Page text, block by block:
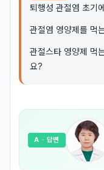
퇴행성 관절염 초기
관절염 영양제를 먹
관절스타 영양제 먹
요?
A · 답변